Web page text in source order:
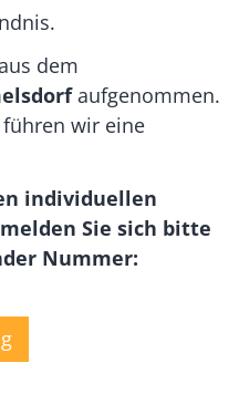
dem
aufgenommen.
wir eine
individuellen
Sie sich bitte
Nummer: